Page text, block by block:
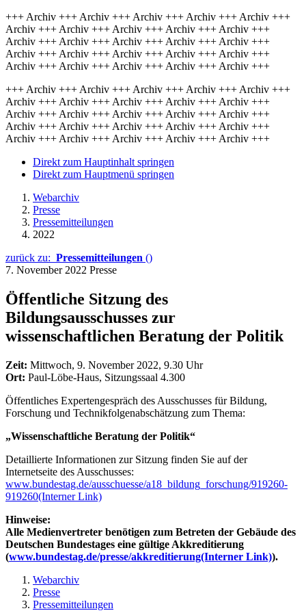
+++ Archiv +++ Archiv +++ Archiv +++ Archiv +++ Archiv +++
Archiv +++ Archiv +++ Archiv +++ Archiv +++ Archiv +++
Archiv +++ Archiv +++ Archiv +++ Archiv +++ Archiv +++
Archiv +++ Archiv +++ Archiv +++ Archiv +++ Archiv +++
Archiv +++ Archiv +++ Archiv +++ Archiv +++ Archiv +++
+++ Archiv +++ Archiv +++ Archiv +++ Archiv +++ Archiv +++
Archiv +++ Archiv +++ Archiv +++ Archiv +++ Archiv +++
Archiv +++ Archiv +++ Archiv +++ Archiv +++ Archiv +++
Archiv +++ Archiv +++ Archiv +++ Archiv +++ Archiv +++
Archiv +++ Archiv +++ Archiv +++ Archiv +++ Archiv +++
Direkt zum Hauptinhalt springen
Direkt zum Hauptmenü springen
Webarchiv
Presse
Pressemitteilungen
2022
zurück zu: Pressemitteilungen ()
7. November 2022 Presse
Öffentliche Sitzung des
Bildungsausschusses zur
wissenschaftlichen Beratung der Politik
Zeit: Mittwoch, 9. November 2022, 9.30 Uhr
Ort: Paul-Löbe-Haus, Sitzungssaal 4.300
Öffentliches Expertengespräch des Ausschusses für Bildung,
Forschung und Technikfolgenabschätzung zum Thema:
„Wissenschaftliche Beratung der Politik“
Detaillierte Informationen zur Sitzung finden Sie auf der
Internetseite des Ausschusses:
www.bundestag.de/ausschuesse/a18_bildung_forschung/919260-
919260(Interner Link)
Hinweise:
Alle Medienvertreter benötigen zum Betreten der Gebäude des
Deutschen Bundestages eine gültige Akkreditierung
(www.bundestag.de/presse/akkreditierung(Interner Link)).
Webarchiv
Presse
Pressemitteilungen